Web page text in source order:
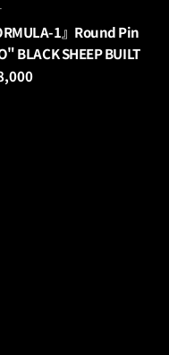
1』Round Pin
BLACK SHEEP BUILT